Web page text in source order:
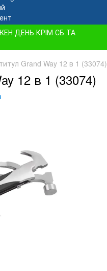
ДЕНЬ КРІМ СБ ТА
Grand Way 12 в 1 (33074)
12 в 1 (33074)